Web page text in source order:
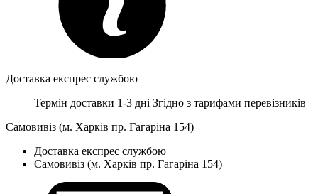
Доставка експрес службою
Термін доставки 1-3 дні Згідно з тарифами перевізників
Самовивіз (м. Харків пр. Гагаріна 154)
Доставка експрес службою
Самовивіз (м. Харків пр. Гагаріна 154)